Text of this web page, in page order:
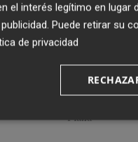
España
cumple
sigue
un claro
Plaza
el interés legítimo en
. Puede retirar su
de privacidad